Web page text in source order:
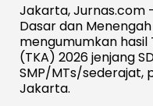
Jakarta, Jurnas.com
Dasar dan
mengumumkan hasil
(TKA) 2026 jenjang
SMP/MTs/sederajat,
Jakarta.